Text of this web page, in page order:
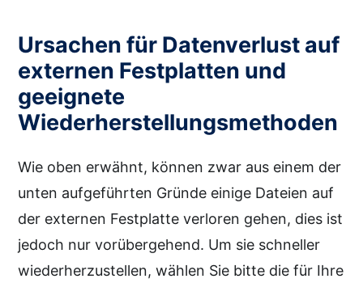
Ursachen für Datenverlust auf
externen Festplatten und
geeignete
Wiederherstellungsmethoden
Wie oben erwähnt, können zwar aus einem der
unten aufgeführten Gründe einige Dateien auf
der externen Festplatte verloren gehen, dies ist
jedoch nur vorübergehend. Um sie schneller
wiederherzustellen, wählen Sie bitte die für Ihre